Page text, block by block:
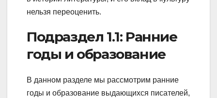
нельзя переоценить.
Подраздел 1.1: Ранние
годы и образование
В данном разделе мы рассмотрим ранние
годы и образование выдающихся писателей,